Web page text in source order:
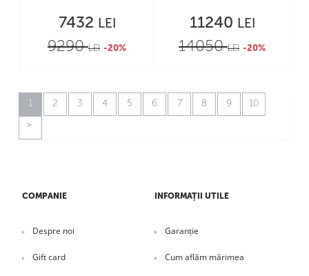
7432 LEI
9290LEI -20%
11240 LEI
14050LEI -20%
1 2 3 4 5 6 7 8 9 10
COMPANIE
Despre noi
Gift card
INFORMAȚII UTILE
Garanție
Cum aflăm mărimea